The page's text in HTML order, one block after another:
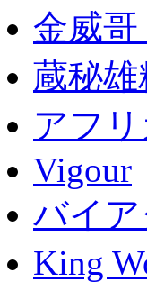
金威
蔵秘雄
アフ
Vigour
バイ
King